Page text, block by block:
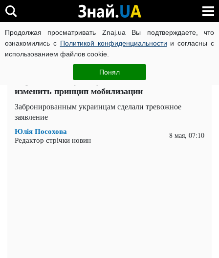
Продолжая просматривать Znaj.ua Вы подтверждаете, что
ознакомились с Политикой конфиденциальности и согласны с
использованием файлов cookie.
Понял
ВОЙНА РОССИИ ПРОТИВ УКРАИНЫ КОРОНАВИРУС В
ЧИТАТИ УКРАЇНСЬКОЮ
Первыми пойдут не уклонисты: в Раде хотят
изменить принцип мобилизации
Забронированным украинцам сделали тревожное
заявление
Юлія Посохова
Редактор стрічки новин 8 мая, 07:10